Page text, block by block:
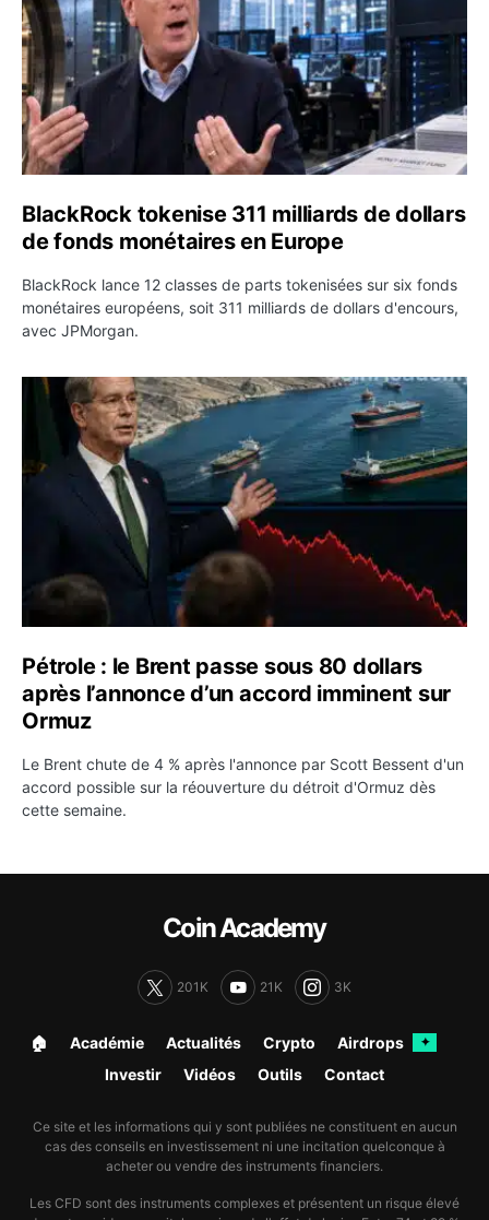
BlackRock tokenise 311 milliards de dollars
de fonds monétaires en Europe
BlackRock lance 12 classes de parts tokenisées sur six fonds
monétaires européens, soit 311 milliards de dollars d'encours,
avec JPMorgan.
Pétrole : le Brent passe sous 80 dollars après
Pétrole : le Brent passe sous 80 dollars
après l’annonce d’un accord imminent sur
Ormuz
Le Brent chute de 4 % après l'annonce par Scott Bessent d'un
accord possible sur la réouverture du détroit d'Ormuz dès
cette semaine.
Coin Academy
201K 21K 3K
🏠︎ Académie Actualités Crypto Airdrops ✦
Investir Vidéos Outils Contact
Ce site et les informations qui y sont publiées ne constituent en aucun
cas des conseils en investissement ni une incitation quelconque à
acheter ou vendre des instruments financiers.
Les CFD sont des instruments complexes et présentent un risque élevé